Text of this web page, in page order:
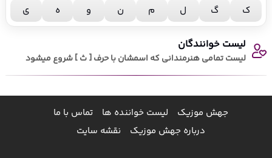
ک
گ ل م ن و ه ی
لیست خوانندگان
لیست تمامی هنرمندانی که اسمشان با حرف [ ث ] شروع میشود
جهش موزیک لیست خواننده ها
تماس با ما
درباره جهش موزیک
نقشه سایت